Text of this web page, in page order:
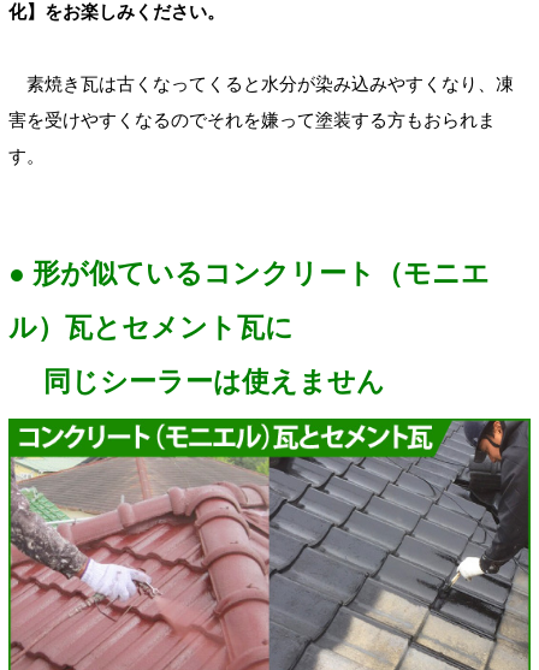
化】をお楽しみください。
素焼き瓦は古くなってくると水分が染み込みやすくなり、凍
害を受けやすくなるのでそれを嫌って塗装する方もおられま
す。
● 形が似ているコンクリート（モニエ
ル）瓦とセメント瓦に
同じシーラーは使えません